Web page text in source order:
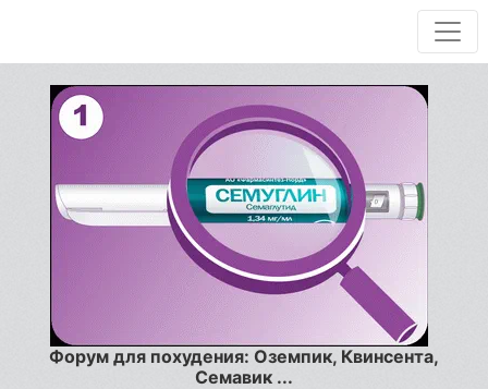
Форум для похудения: Оземпик, Квинсента,
Семавик ...